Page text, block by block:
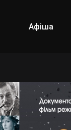
Афіша